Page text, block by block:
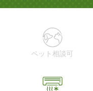
ペット相談可